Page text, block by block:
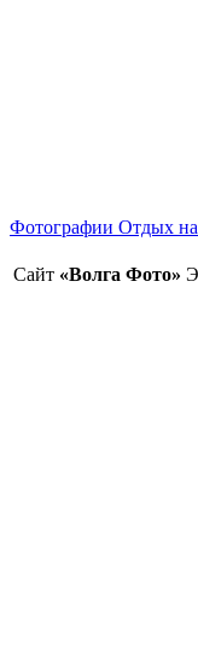
Фотографии Отдых
Сайт «Волга Фото»